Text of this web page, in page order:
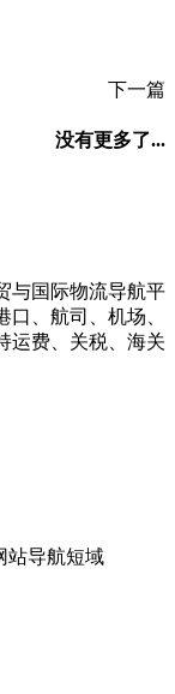
下一篇
没有更多了...
与国际物流导航平
、航司、机场、
运费、关税、海关
站导航短域